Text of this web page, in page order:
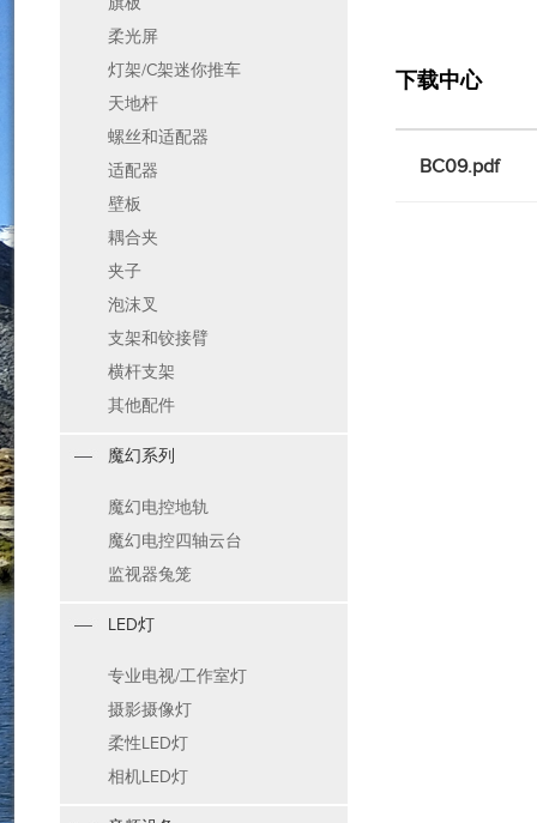
柔光屏
灯架/C架迷你推车
天地杆
螺丝和适配器
适配器
壁板
耦合夹
夹子
泡沫叉
支架和铰接臂
横杆支架
其他配件
魔幻系列
魔幻电控地轨
魔幻电控四轴云台
监视器兔笼
LED灯
专业电视/工作室灯
摄影摄像灯
柔性LED灯
相机LED灯
下载中心
BC09.pdf